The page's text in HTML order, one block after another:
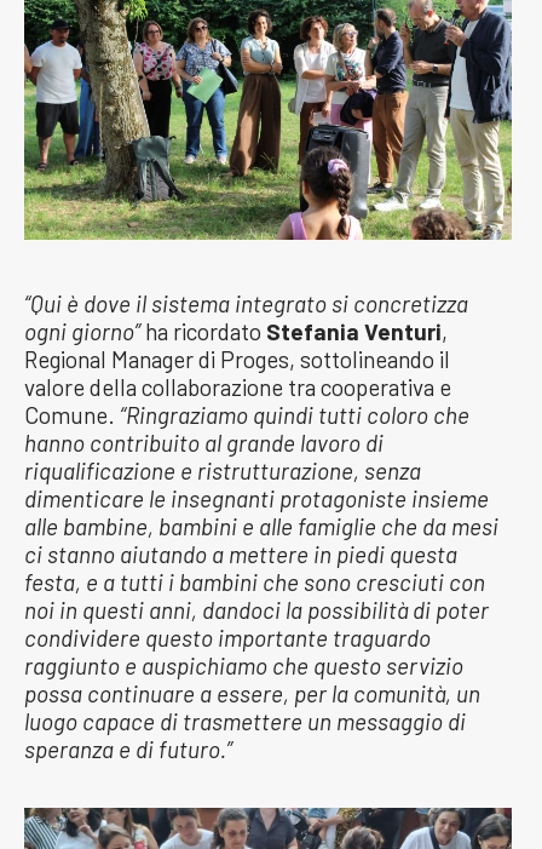
“Qui è dove il sistema integrato si concretizza
ogni giorno”ha ricordato Stefania Venturi,
Regional Manager di Proges, sottolineando il
valore della collaborazione tra cooperativa e
Comune. “Ringraziamo quindi tutti coloro che
hanno contribuito al grande lavoro di
riqualificazione e ristrutturazione, senza
dimenticare le insegnanti protagoniste insieme
alle bambine, bambini e alle famiglie che da mesi
ci stanno aiutando a mettere in piedi questa
festa, e a tutti i bambini che sono cresciuti con
noi in questi anni, dandoci la possibilità di poter
condividere questo importante traguardo
raggiunto e auspichiamo che questo servizio
possa continuare a essere, per la comunità, un
luogo capace di trasmettere un messaggio di
speranza e di futuro.”